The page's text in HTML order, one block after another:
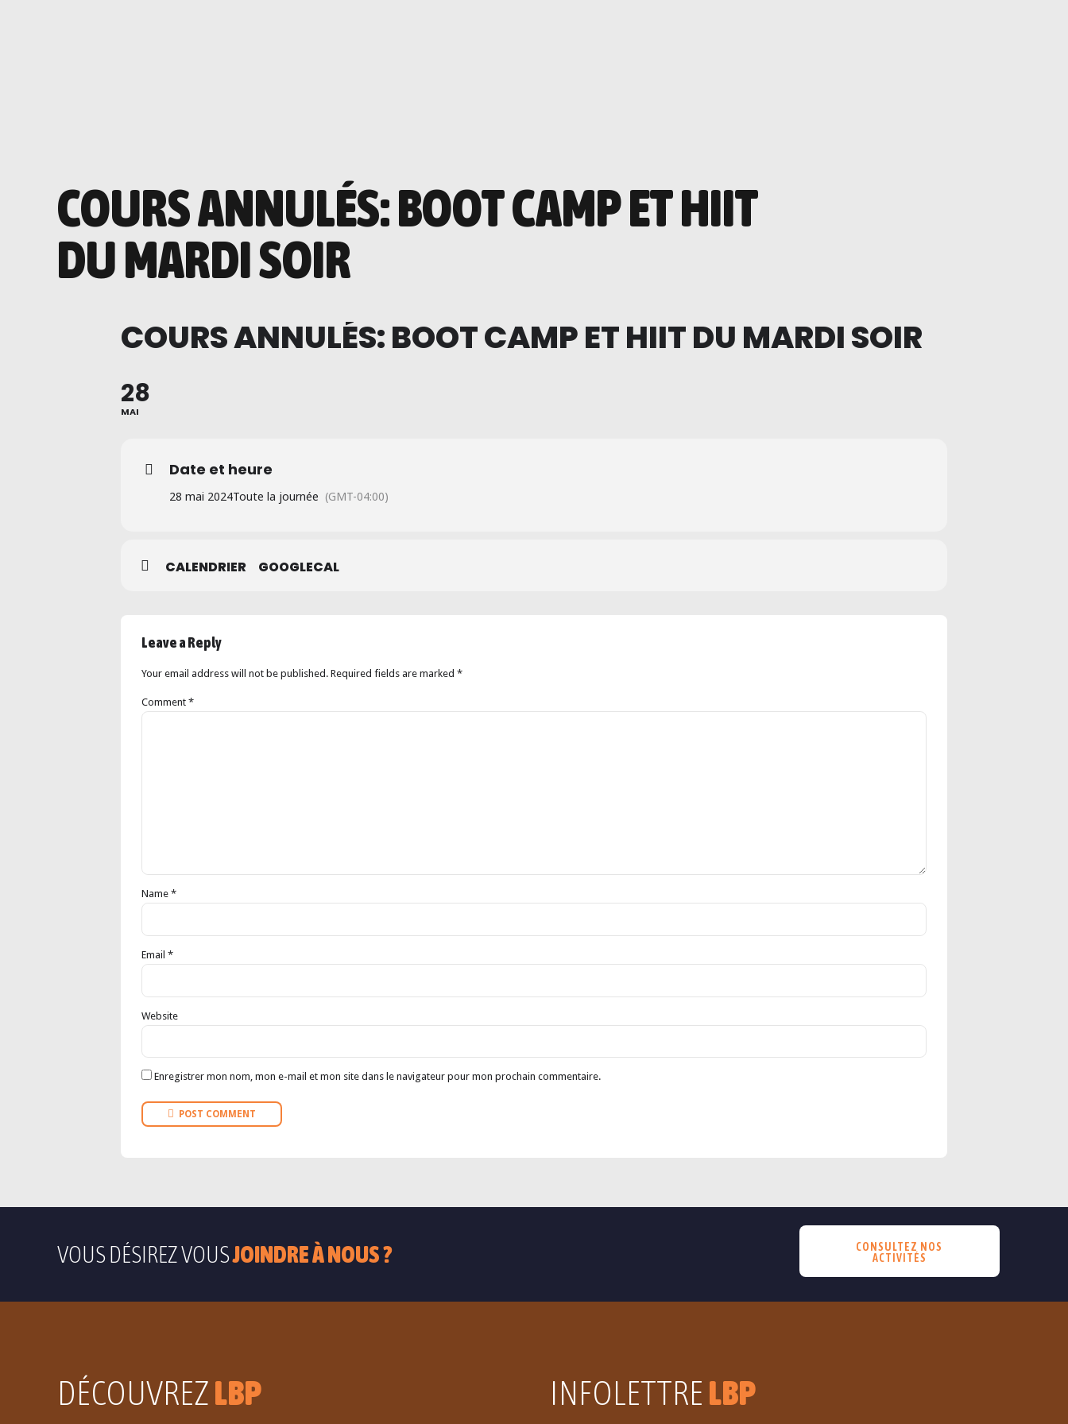
COURS ANNULÉS: BOOT CAMP ET HIIT
DU MARDI SOIR
COURS ANNULÉS: BOOT CAMP ET HIIT DU MARDI SOIR
28
MAI
Date et heure
28 mai 2024Toute la journée (GMT-04:00)
CALENDRIER GOOGLECAL
Leave a Reply
Your email address will not be published. Required fields are marked *
Comment *
Name *
Email *
Website
Enregistrer mon nom, mon e-mail et mon site dans le navigateur pour mon prochain commentaire.
POST COMMENT
VOUS DÉSIREZ VOUSJOINDRE À NOUS ?
CONSULTEZ NOS
ACTIVITÉS
DÉCOUVREZLBP INFOLETTRE LBP